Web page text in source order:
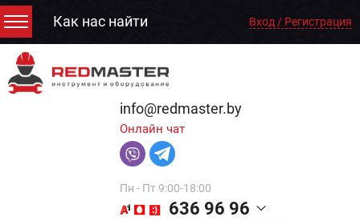
Как нас найти Вход / Регистрация
info@redmaster.by
Онлайн чат
Пн - Пт 9:00-18:00
636 96 96